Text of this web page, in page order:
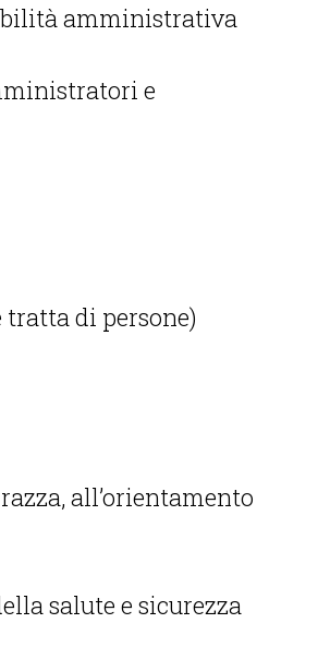
amministrativa
e
di persone)
all’orientamento
salute e sicurezza